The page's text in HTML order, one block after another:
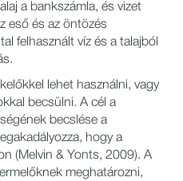
a bankszámla, és vizet
eső és az öntözés
felhasznált víz és a talajból
lehet használni, vagy
becsülni. A cél a
becslése a
hogy a
(Melvin & Yonts, 2009). A
meghatározni,